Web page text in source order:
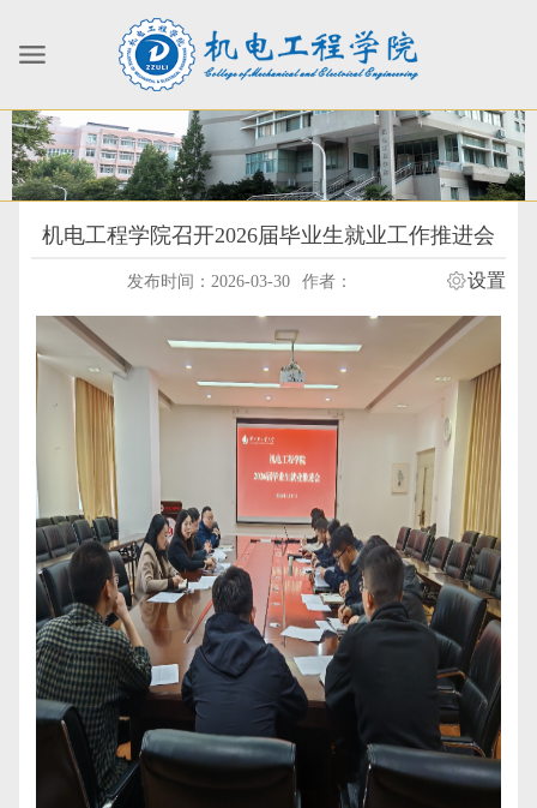
机电工程学院召开2026届毕业生就业工作推进会
发布时间：2026-03-30 作者： 设置